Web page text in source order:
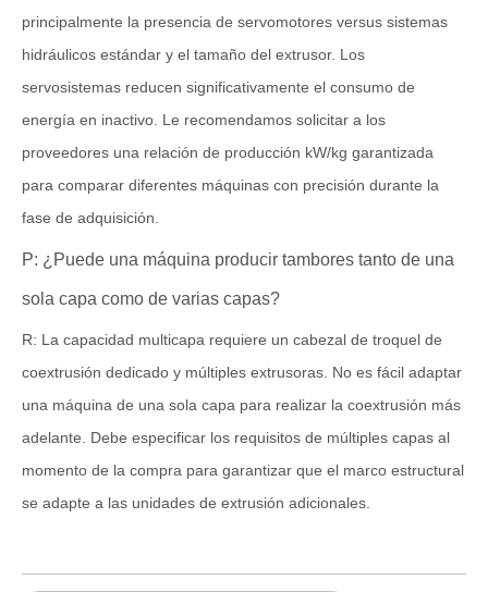
principalmente la presencia de servomotores versus sistemas
hidráulicos estándar y el tamaño del extrusor. Los
servosistemas reducen significativamente el consumo de
energía en inactivo. Le recomendamos solicitar a los
proveedores una relación de producción kW/kg garantizada
para comparar diferentes máquinas con precisión durante la
fase de adquisición.
P: ¿Puede una máquina producir tambores tanto de una
sola capa como de varias capas?
R: La capacidad multicapa requiere un cabezal de troquel de
coextrusión dedicado y múltiples extrusoras. No es fácil adaptar
una máquina de una sola capa para realizar la coextrusión más
adelante. Debe especificar los requisitos de múltiples capas al
momento de la compra para garantizar que el marco estructural
se adapte a las unidades de extrusión adicionales.